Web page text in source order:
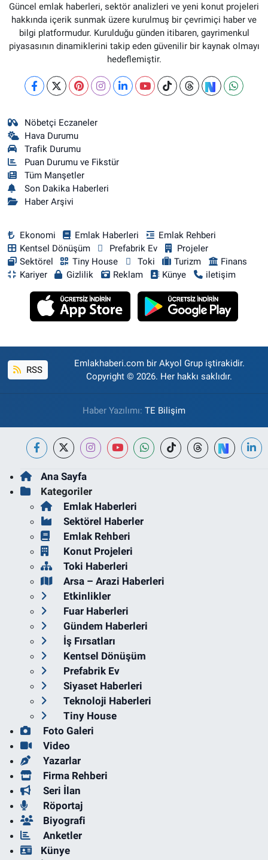
Güncel emlak haberleri, sektör analizleri ve yeni konut projeleri
hakkında içerik sunmak üzere kurulmuş bir çevrimiçi haber ve
bilgi platformudur. Kurulduğu günden itibaren, gayrimenkul
piyasasının dinamiklerini takip eden güvenilir bir kaynak olmayı
hedeflemiştir.
Nöbetçi Eczaneler
Hava Durumu
Trafik Durumu
Puan Durumu ve Fikstür
Tüm Manşetler
Son Dakika Haberleri
Haber Arşivi
Ekonomi Emlak Haberleri
Emlak Rehberi
Kentsel Dönüşüm
Prefabrik Ev
Projeler
Sektörel
Tiny House Toki Turizm
Finans
Kariyer
Gizlilik Reklam Künye iletişim
RSS
Emlakhaberi.com bir Akyol Grup iştirakidir.
Copyright © 2026. Her hakkı saklıdır.
Haber Yazılımı: TE Bilişim
Ana Sayfa
Kategoriler
Emlak Haberleri
Sektörel Haberler
Emlak Rehberi
Konut Projeleri
Toki Haberleri
Arsa – Arazi Haberleri
Etkinlikler
Fuar Haberleri
Gündem Haberleri
İş Fırsatları
Kentsel Dönüşüm
Prefabrik Ev
Siyaset Haberleri
Teknoloji Haberleri
Tiny House
Foto Galeri
Video
Yazarlar
Firma Rehberi
Seri İlan
Röportaj
Biyografi
Anketler
Künye